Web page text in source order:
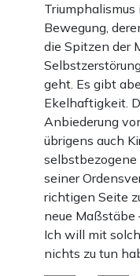
Bewegung,
die Spitzen der
geht. Es gibt
Ekelhaftigkeit.
Anbiederung
übrigens auch
selbstbezogene
seiner
richtigen Seite
neue Maßstäbe
Ich will mit
nichts zu tun